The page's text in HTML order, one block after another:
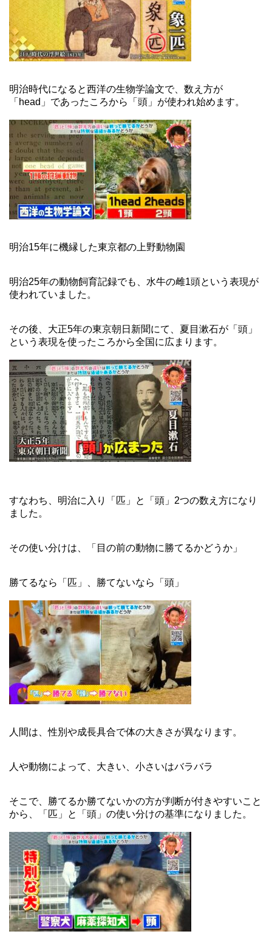
明治時代になると西洋の生物学論文で、数え方が
「head」であったころから「頭」が使われ始めます。
明治15年に機縁した東京都の上野動物園
明治25年の動物飼育記録でも、水牛の雌1頭という表現が
使われていました。
その後、大正5年の東京朝日新聞にて、夏目漱石が「頭」
という表現を使ったころから全国に広まります。
すなわち、明治に入り「匹」と「頭」2つの数え方になり
ました。
その使い分けは、「目の前の動物に勝てるかどうか」
勝てるなら「匹」、勝てないなら「頭」
人間は、性別や成長具合で体の大きさが異なります。
人や動物によって、大きい、小さいはバラバラ
そこで、勝てるか勝てないかの方が判断が付きやすいこと
から、「匹」と「頭」の使い分けの基準になりました。